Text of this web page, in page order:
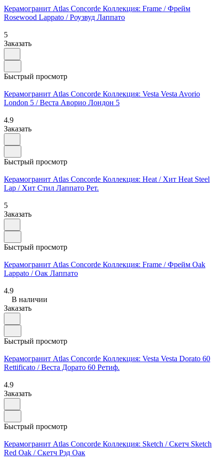
Керамогранит Atlas Concorde Коллекция: Frame / Фрейм
Rosewood Lappato / Роузвуд Лаппато
5
Заказать
Быстрый просмотр
Керамогранит Atlas Concorde Коллекция: Vesta Vesta Avorio
London 5 / Веста Аворио Лондон 5
4.9
Заказать
Быстрый просмотр
Керамогранит Atlas Concorde Коллекция: Heat / Хит Heat Steel
Lap / Хит Стил Лаппато Рет.
5
Заказать
Быстрый просмотр
Керамогранит Atlas Concorde Коллекция: Frame / Фрейм Oak
Lappato / Оак Лаппато
4.9
В наличии
Заказать
Быстрый просмотр
Керамогранит Atlas Concorde Коллекция: Vesta Vesta Dorato 60
Rettificato / Веста Дорато 60 Ретиф.
4.9
Заказать
Быстрый просмотр
Керамогранит Atlas Concorde Коллекция: Sketch / Скетч Sketch
Red Oak / Скетч Рэд Оак